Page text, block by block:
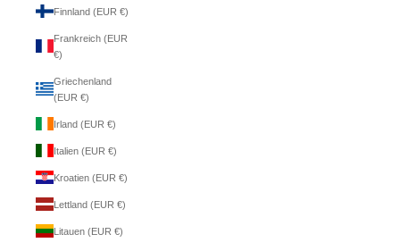
Finnland (EUR €)
Frankreich (EUR
€)
Griechenland
(EUR €)
Irland (EUR €)
Italien (EUR €)
Kroatien (EUR €)
Lettland (EUR €)
Litauen (EUR €)